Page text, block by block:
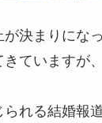
決まりにな
ていますが
れる結婚報